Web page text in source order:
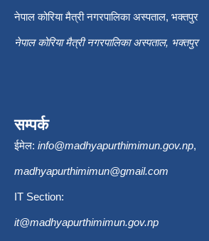
नेपाल कोरिया मैत्री नगरपालिका अस्पताल, भक्तपुर
नेपाल कोरिया मैत्री नगरपालिका अस्पताल, भक्तपुर
सम्पर्क
ईमेल: info@madhyapurthimimun.gov.np,
madhyapurthimimun@gmail.com
IT Section:
it@madhyapurthimimun.gov.np